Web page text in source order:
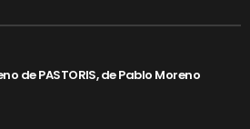
de PASTORIS, de Pablo Moreno